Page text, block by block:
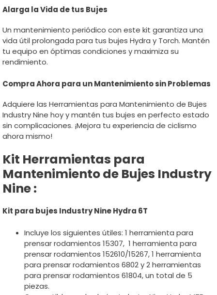
Alarga la Vida de tus Bujes
Un mantenimiento periódico con este kit garantiza una
vida útil prolongada para tus bujes Hydra y Torch. Mantén
tu equipo en óptimas condiciones y maximiza su
rendimiento.
Compra Ahora para un Mantenimiento sin Problemas
Adquiere las Herramientas para Mantenimiento de Bujes
Industry Nine hoy y mantén tus bujes en perfecto estado
sin complicaciones. ¡Mejora tu experiencia de ciclismo
ahora mismo!
Kit Herramientas para
Mantenimiento de Bujes Industry
Nine :
Kit para bujes Industry Nine Hydra 6T
Incluye los siguientes útiles: 1 herramienta para
prensar rodamientos 15307, 1 herramienta para
prensar rodamientos 152610/15267, 1 herramienta
para prensar rodamientos 6802 y 2 herramientas
para prensar rodamientos 61804, un total de 5
piezas.